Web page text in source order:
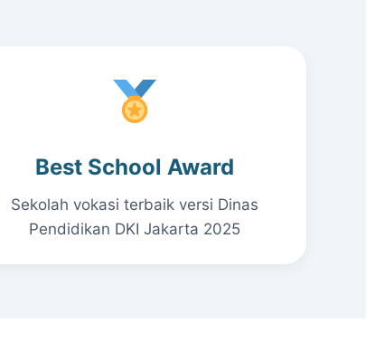
Best School Award
Sekolah vokasi terbaik versi Dinas
Pendidikan DKI Jakarta 2025